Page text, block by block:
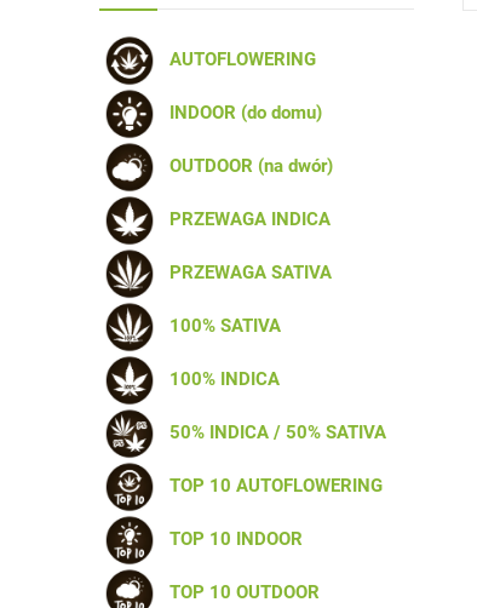
AUTOFLOWERING
INDOOR (do domu)
OUTDOOR (na dwór)
PRZEWAGA INDICA
PRZEWAGA SATIVA
100% SATIVA
100% INDICA
50% INDICA / 50% SATIVA
TOP 10 AUTOFLOWERING
TOP 10 INDOOR
TOP 10 OUTDOOR